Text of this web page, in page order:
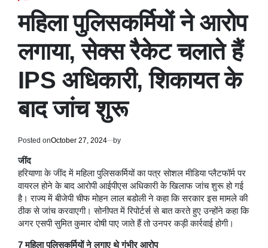
महिला पुलिसकर्मियों ने आरोप
लगाया, सेक्स रैकेट चलाते हैं
IPS अधिकारी, शिकायत के
बाद जांच शुरू
Posted onOctober 27, 2024 by
जींद
हरियाणा के जींद में महिला पुलिसकर्मियों का पत्र सोशल मीडिया प्लैटफॉर्म पर
वायरल होने के बाद आरोपी आईपीएस अधिकारी के खिलाफ जांच शुरू हो गई
है। राज्य में बीजेपी चीफ मोहन लाल बडोली ने कहा कि सरकार इस मामले की
ठीक से जांच करवाएगी। सोनीपत में रिपोर्टर्स से बात करते हुए उन्होंने कहा कि
अगर एसपी सुमित कुमार दोषी पाए जाते हैं तो उनपर कड़ी कार्रवाई होगी।
7 महिला पुलिसकर्मियों ने लगाए थे गंभीर आरोप